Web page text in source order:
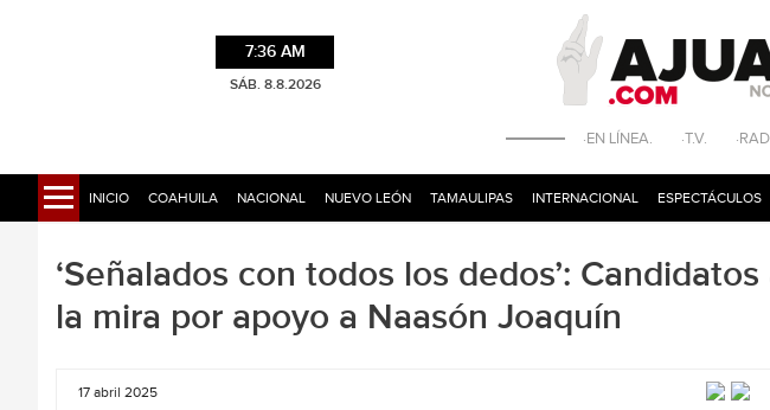
7:36 AM
SÁB. 8.8.2026
·EN LÍNEA. ·T.V.
INICIO COAHUILA NACIONAL NUEVO LEÓN TAMAULIPAS INTERNACIONAL ESPECTÁCULOS
‘Señalados con todos los dedos’:
la mira por apoyo a Naasón Joaquín
17 abril 2025